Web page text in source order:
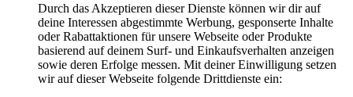
Durch das Akzeptieren dieser Dienste können wir dir auf
deine Interessen abgestimmte Werbung, gesponserte Inhalte
oder Rabattaktionen für unsere Webseite oder Produkte
basierend auf deinem Surf- und Einkaufsverhalten anzeigen
sowie deren Erfolge messen. Mit deiner Einwilligung setzen
wir auf dieser Webseite folgende Drittdienste ein: